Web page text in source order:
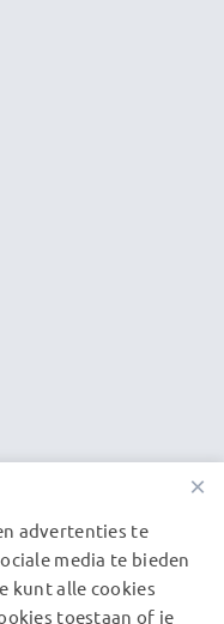
glas
van Metaal
producten
×
advertenties te
media te bieden
kunt alle cookies
toestaan of je